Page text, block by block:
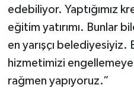
edebiliyor. Yaptığımız
eğitim yatırımı. Bunlar
en yarışçı belediyesiyiz.
hizmetimizi
rağmen yapıyoruz.”